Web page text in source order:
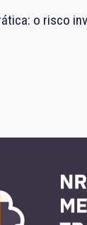
o risco